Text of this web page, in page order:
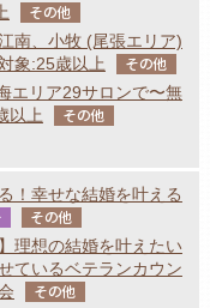
その他
南、小牧 (尾張エリア)
象:25歳以上
その他
エリア29サロンで〜無
以上
その他
！幸せな結婚を叶える
その他
理想の結婚を叶えたい
ているベテランカウン
その他